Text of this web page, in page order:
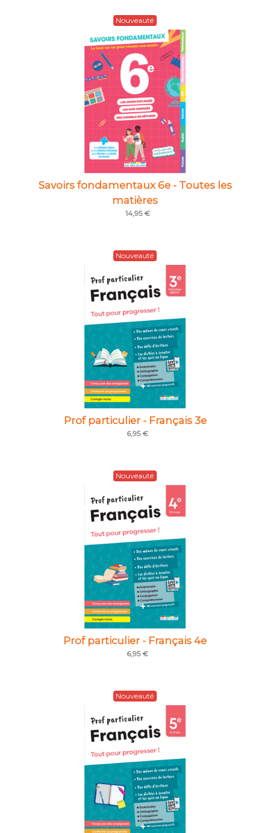
Nouveauté
Savoirs fondamentaux 6e - Toutes les
matières
14,95 €
Nouveauté
Prof particulier - Français 3e
6,95 €
Nouveauté
Prof particulier - Français 4e
6,95 €
Nouveauté